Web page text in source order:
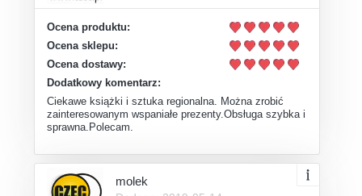
Ocena produktu:
Ocena sklepu:
Ocena dostawy:
Dodatkowy komentarz:
Ciekawe książki i sztuka regionalna. Można zrobić
zainteresowanym wspaniałe prezenty.Obsługa szybka i
sprawna.Polecam.
molek